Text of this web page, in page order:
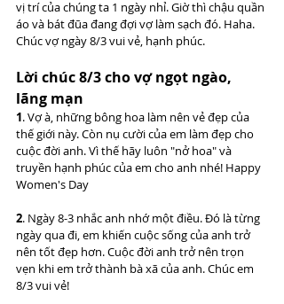
vị trí của chúng ta 1 ngày nhỉ. Giờ thì chậu quần
áo và bát đũa đang đợi vợ làm sạch đó. Haha.
Chúc vợ ngày 8/3 vui vẻ, hạnh phúc.
Lời chúc 8/3 cho vợ ngọt ngào,
lãng mạn
1. Vợ à, những bông hoa làm nên vẻ đẹp của
thế giới này. Còn nụ cười của em làm đẹp cho
cuộc đời anh. Vì thế hãy luôn "nở hoa" và
truyền hạnh phúc của em cho anh nhé! Happy
Women's Day
2. Ngày 8-3 nhắc anh nhớ một điều. Đó là từng
ngày qua đi, em khiến cuộc sống của anh trở
nên tốt đẹp hơn. Cuộc đời anh trở nên trọn
vẹn khi em trở thành bà xã của anh. Chúc em
8/3 vui vẻ!